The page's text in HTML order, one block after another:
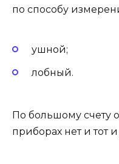
по способу
ушной;
лобный.
По большому счету
приборах нет и тот